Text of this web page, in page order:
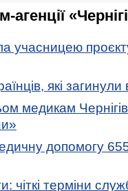
учасницею
які загинули
медикам
допомогу
чіткі терміни